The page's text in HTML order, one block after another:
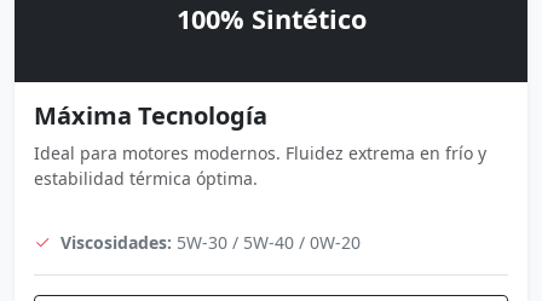
100% Sintético
Máxima Tecnología
Ideal para motores modernos. Fluidez extrema en frío y
estabilidad térmica óptima.
Viscosidades: 5W-30 / 5W-40 / 0W-20